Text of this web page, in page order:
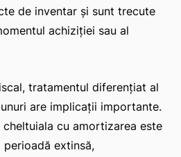
de inventar și sunt trecute
achiziției sau al
tratamentul diferențiat al
are implicații importante.
cu amortizarea este
extinsă,